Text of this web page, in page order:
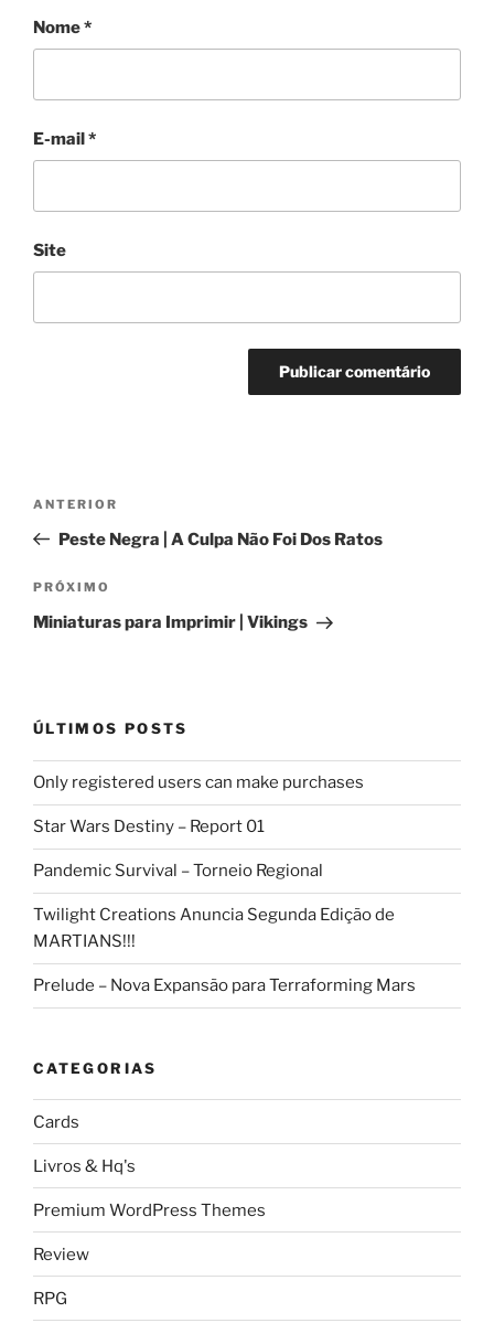
Nome*
E-mail*
Site
Post
Post
anterior
ANTERIOR
Peste Negra | A Culpa Não Foi Dos Ratos
Próximo
post
PRÓXIMO
Miniaturas para Imprimir | Vikings
ÚLTIMOS POSTS
Only registered users can make purchases
Star Wars Destiny – Report 01
Pandemic Survival – Torneio Regional
Twilight Creations Anuncia Segunda Edição de
MARTIANS!!!
Prelude – Nova Expansão para Terraforming Mars
CATEGORIAS
Cards
Livros & Hq's
Premium WordPress Themes
Review
RPG